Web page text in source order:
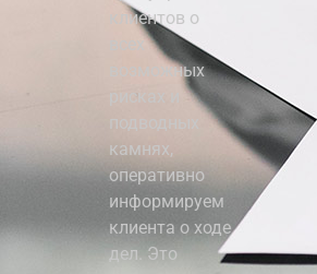
клиентов о
возможных
рисках и
подводных
камнях,
оперативно
информируем
клиента о ходе
дел. Это